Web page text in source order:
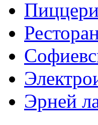
Эрней